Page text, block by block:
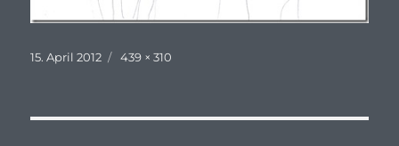
Veröffentlicht
15. April 2012 Originalgröße
439 × 310